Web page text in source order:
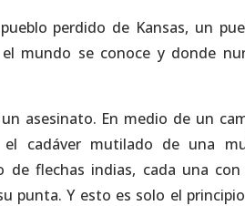
perdido de Kansas, un
mundo se conoce y donde
asesinato. En medio de un
el cadáver mutilado de una
de flechas indias, cada una
punta. Y esto es solo el